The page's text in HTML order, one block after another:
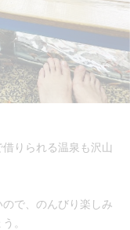
りられる温泉も沢山
で、のんびり楽しみ
。